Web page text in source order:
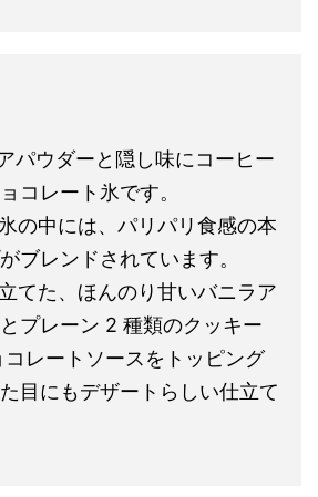
パウダーと隠し味にコーヒー
コレート氷です。
の中には、パリパリ食感の本
ブレンドされています。
てた、ほんのり甘いバニラア
プレーン 2 種類のクッキー
レートソースをトッピング
目にもデザートらしい仕立て